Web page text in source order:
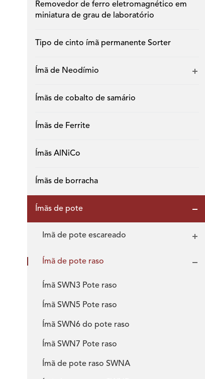
Removedor de ferro eletromagnético em
miniatura de grau de laboratório
Tipo de cinto ímã permanente Sorter
Ímã de Neodímio
Ímãs de cobalto de samário
Ímãs de Ferrite
Ímãs AlNiCo
Ímãs de borracha
Ímãs de pote
Imã de pote escareado
Ímã de pote raso
Ímã SWN3 Pote raso
Ímã SWN5 Pote raso
Ímã SWN6 do pote raso
Ímã SWN7 Pote raso
Ímã de pote raso SWNA